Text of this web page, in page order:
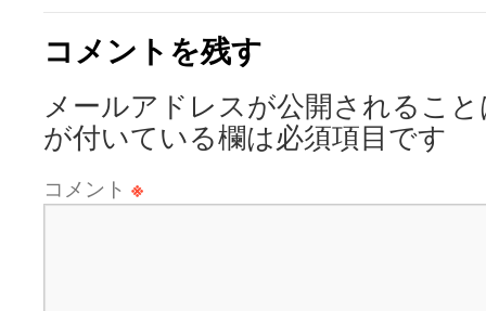
コメントを残す
メールアドレスが公開されるこ
が付いている欄は必須項目です
コメント ※